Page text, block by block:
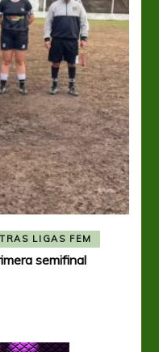
LIGAS FEM
semifinal